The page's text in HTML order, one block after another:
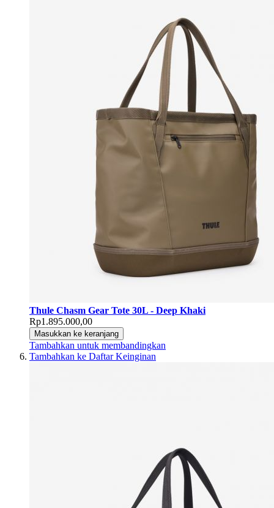
Thule Chasm Gear Tote 30L - Deep Khaki
Rp1.895.000,00
Masukkan ke keranjang
Tambahkan untuk membandingkan
Tambahkan ke Daftar Keinginan